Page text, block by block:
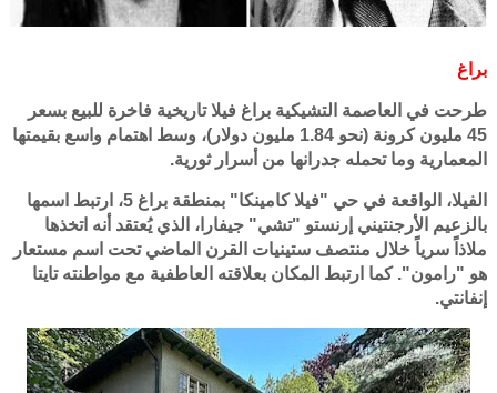
براغ
طرحت في العاصمة التشيكية براغ فيلا تاريخية فاخرة للبيع بسعر
45 مليون كرونة (نحو 1.84 مليون دولار)، وسط اهتمام واسع بقيمتها
المعمارية وما تحمله جدرانها من أسرار ثورية.
الفيلا، الواقعة في حي "فيلا كامينكا" بمنطقة براغ 5، ارتبط اسمها
بالزعيم الأرجنتيني إرنستو "تشي" جيفارا، الذي يُعتقد أنه اتخذها
ملاذاً سرياً خلال منتصف ستينيات القرن الماضي تحت اسم مستعار
هو "رامون". كما ارتبط المكان بعلاقته العاطفية مع مواطنته تايتا
إنفانتي.